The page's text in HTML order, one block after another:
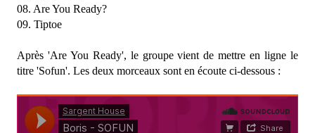
08. Are You Ready?
09. Tiptoe
Après 'Are You Ready', le groupe vient de mettre en ligne le
titre 'Sofun'. Les deux morceaux sont en écoute ci-dessous :